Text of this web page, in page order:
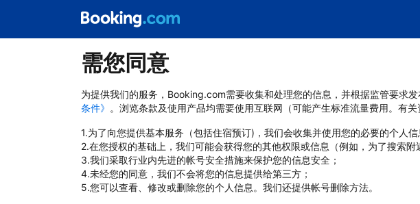
需您同意
为提供我们的服务，Booking.com需要收集和处理您的信息，并根据监管要求
条件》 。浏览条款及使用产品均需要使用互联网（可能产生标准流量费用。有
1.为了向您提供基本服务（包括住宿预订)，我们会收集并使用您的必要的个人信
2.在您授权的基础上，我们可能会获得您的其他权限或信息（例如，为了搜索
3.我们采取行业内先进的帐号安全措施来保护您的信息安全；
4.未经您的同意，我们不会将您的信息提供给第三方；
5.您可以查看、修改或删除您的个人信息。我们还提供帐号删除方法。